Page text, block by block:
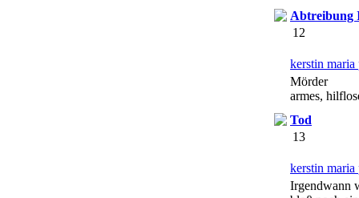
Abtreibung
12
kerstin maria
Mörder
armes,
Tod
13
kerstin maria
Irgendwann